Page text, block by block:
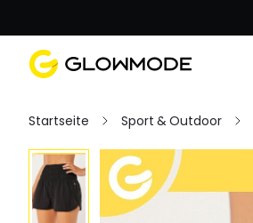
Startseite Sport & Outdoor